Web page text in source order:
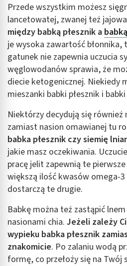
Przede wszystkim możesz
lancetowatej, zwanej też
między babką płesznik a
je wysoka zawartość
gatunek nie zapewnia uczucia
węglowodanów sprawia, że
diecie ketogenicznej. Niekiedy
mieszanki babki płesznik i
Niektórzy decydują się również
zamiast nasion omawianej tu
babka płesznik czy siemię
jakie masz oczekiwania.
pracę jelit zapewnią te
większą ilość kwasów omega-
dostarczą te drugie.
Babkę można też zastąpić
nasionami chia. Jeżeli zależy
wypieku babka płesznik
znakomicie. Po zalaniu wodą
formę, co przełoży się na Twój